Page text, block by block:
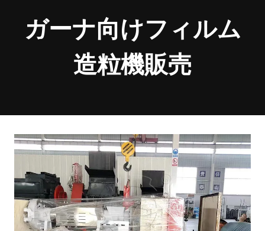
ガーナ向けフィルム
造粒機販売